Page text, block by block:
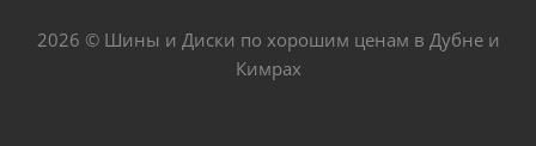
2026 © Шины и Диски по хорошим ценам в Дубне и
Кимрах